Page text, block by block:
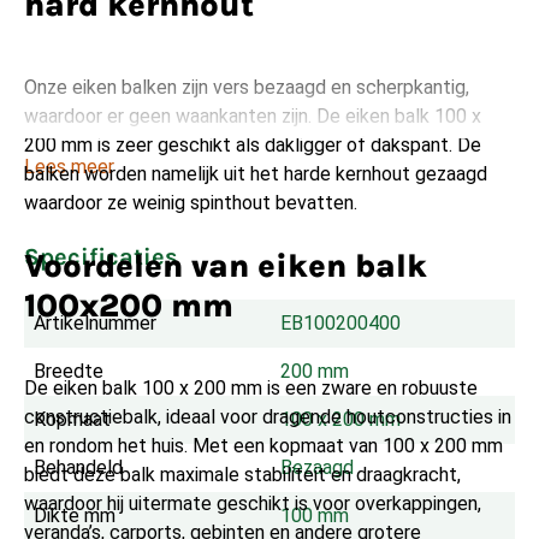
Onze eiken balken zijn vers bezaagd en scherpkantig,
waardoor er geen waankanten zijn. De eiken balk 100 x
200 mm is zeer geschikt als dakligger of dakspant. De
balken worden namelijk uit het harde kernhout gezaagd
waardoor ze weinig spinthout bevatten.
Voordelen van eiken balk
100x200 mm
De eiken balk 100 x 200 mm is een zware en robuuste
constructiebalk, ideaal voor dragende houtconstructies in
en rondom het huis. Met een kopmaat van 100 x 200 mm
biedt deze balk maximale stabiliteit en draagkracht,
waardoor hij uitermate geschikt is voor overkappingen,
veranda’s, carports, gebinten en andere grotere
Lees meer
Specificaties
Artikelnummer EB100200400
Breedte 200 mm
Kopmaat 100 x 200 mm
Behandeld Bezaagd
Dikte mm 100 mm